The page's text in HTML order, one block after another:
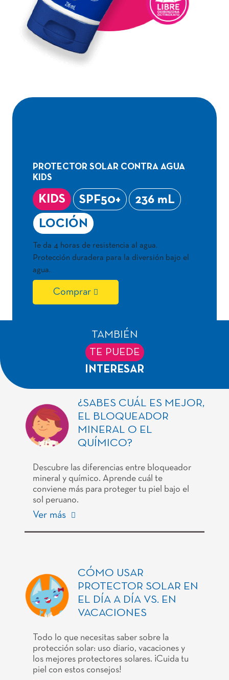
PROTECTOR SOLAR CONTRA AGUA
KIDS
KIDS SPF50+ 236 mL
LOCIÓN
Te da 4 horas de resistencia al agua.
Protección duradera para la diversión bajo el
agua.
Comprar
TAMBIÉN
TE PUEDE
INTERESAR
¿SABES CUÁL ES MEJOR,
EL BLOQUEADOR
MINERAL O EL
QUÍMICO?
Descubre las diferencias entre bloqueador
mineral y químico. Aprende cuál te
conviene más para proteger tu piel bajo el
sol peruano.
Ver más
CÓMO USAR
PROTECTOR SOLAR EN
EL DÍA A DÍA VS. EN
VACACIONES
Todo lo que necesitas saber sobre la
protección solar: uso diario, vacaciones y
los mejores protectores solares. ¡Cuida tu
piel con estos consejos!